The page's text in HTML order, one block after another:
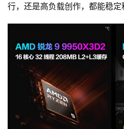
行，还是高负载创作，都能稳定